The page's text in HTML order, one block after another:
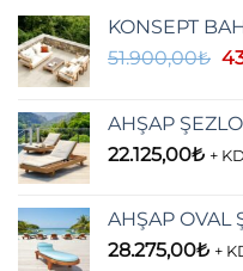
KONSEPT
51.900,00₺
AHŞAP
22.125,00₺ +
AHŞAP OVAL
28.275,00₺ +